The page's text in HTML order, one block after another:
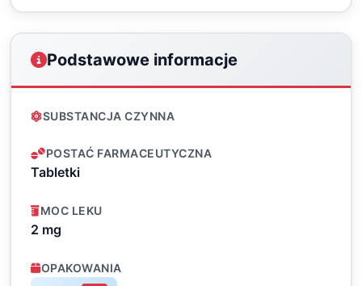
Podstawowe informacje
SUBSTANCJA CZYNNA
POSTAĆ FARMACEUTYCZNA
Tabletki
MOC LEKU
2 mg
OPAKOWANIA